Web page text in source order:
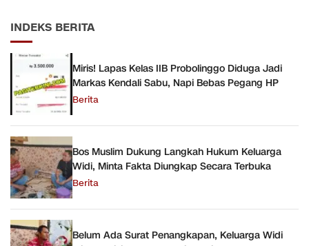
INDEKS BERITA
Miris! Lapas Kelas IIB Probolinggo Diduga Jadi
Markas Kendali Sabu, Napi Bebas Pegang HP
Berita
Bos Muslim Dukung Langkah Hukum Keluarga
Widi, Minta Fakta Diungkap Secara Terbuka
Berita
Belum Ada Surat Penangkapan, Keluarga Widi